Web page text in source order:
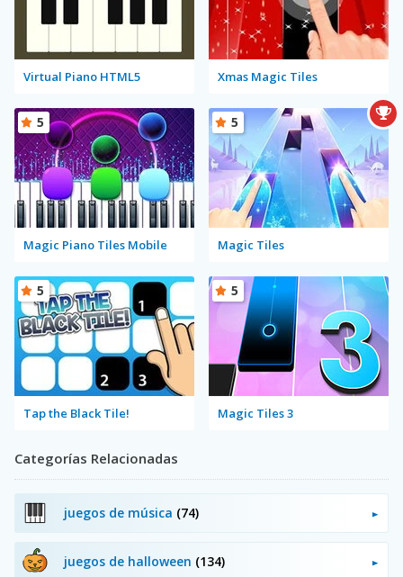
Virtual Piano HTML5 Xmas Magic Tiles
Magic Piano Tiles Mobile
5
Magic Tiles
5
Tap the Black Tile!
5
Magic Tiles 3
5
Categorías Relacionadas
juegos de música (74)
juegos de halloween (134)